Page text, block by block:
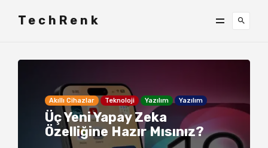
TechRenk
Akıllı Cihazlar Teknoloji Yazılım Yazılım
Üç Yeni Yapay Zeka
Özelliğine Hazır Mısınız?